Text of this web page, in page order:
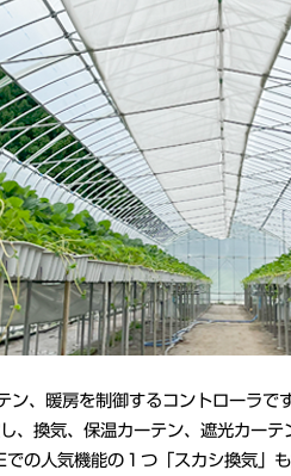
ン、暖房を制御するコントローラ
、換気、保温カーテン、遮光カーテ
人気機能の１つ「スカシ換気」も